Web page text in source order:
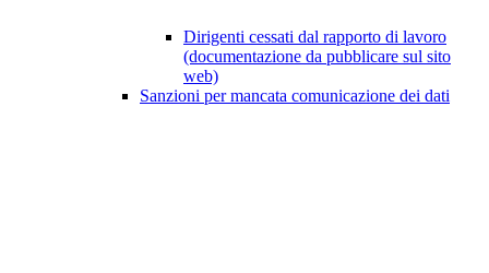
Dirigenti cessati dal rapporto di lavoro
(documentazione da pubblicare sul sito
web)
Sanzioni per mancata comunicazione dei dati